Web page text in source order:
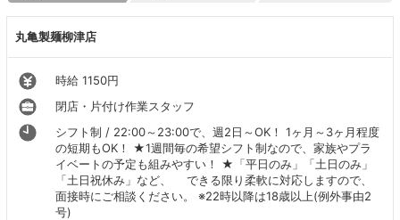
丸亀製麺柳津店
時給 1150円
閉店・片付け作業スタッフ
シフト制 / 22:00～23:00で、週2日～OK！ 1ヶ月～3ヶ月程度
の短期もOK！ ★1週間毎の希望シフト制なので、家族やプラ
イベートの予定も組みやすい！ ★「平日のみ」「土日のみ」
「土日祝休み」など、 できる限り柔軟に対応しますので、
面接時にご相談ください。 ※22時以降は18歳以上(例外事由2
号)